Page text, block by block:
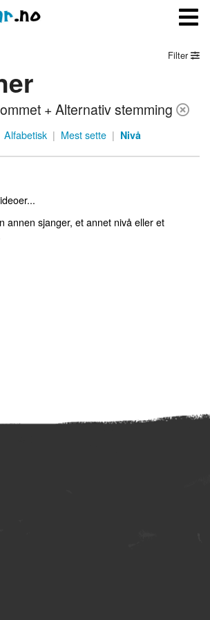
Filter
+ Alternativ stemming
Alfabetisk | Mest sette | Nivå
annen sjanger, et annet nivå eller et